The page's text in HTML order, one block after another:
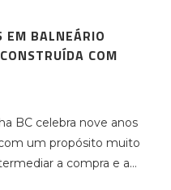
EM BALNEÁRIO
COM
BC celebra nove anos
um propósito muito
a compra e a…